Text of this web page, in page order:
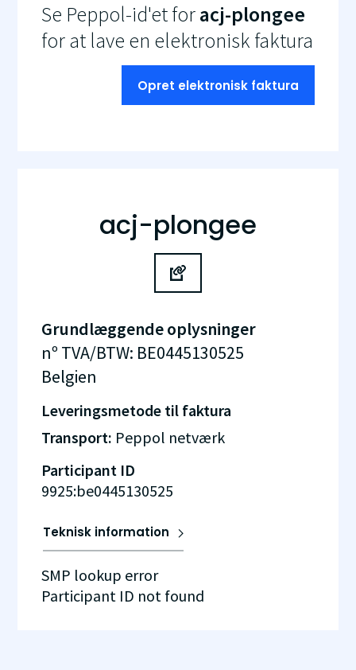
Se Peppol-id'et foracj-plongee
for at lave en elektronisk faktura
Opret elektronisk faktura
acj-plongee
Grundlæggende oplysninger
nº TVA/BTW: BE0445130525
Belgien
Leveringsmetode til faktura
Transport: Peppol netværk
Participant ID
9925:be0445130525
Teknisk information
SMP lookup error
Participant ID not found